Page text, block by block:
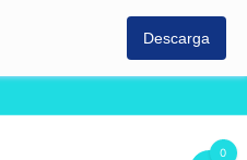
Descarga
0